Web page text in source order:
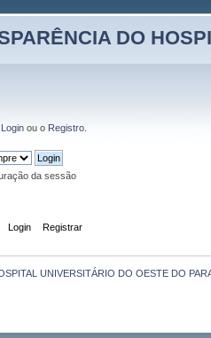
DO
Login ou o Registro
da sessão
Login Registrar
UNIVERSITÁRIO DO OESTE DO